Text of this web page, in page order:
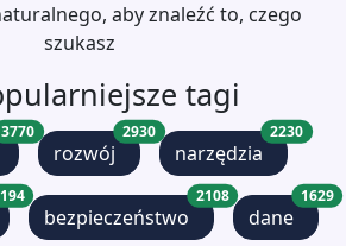
aby znaleźć to, czego
szukasz
tagi
3770
rozwój
2930
narzędzia
2230
bezpieczeństwo
2108
dane
1629